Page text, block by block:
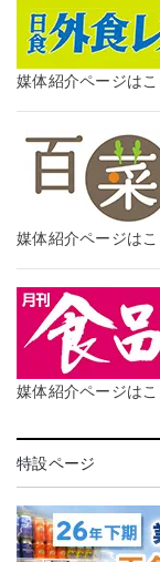
媒体紹介ページはこ
媒体紹介ページはこ
媒体紹介ページはこ
特設ページ